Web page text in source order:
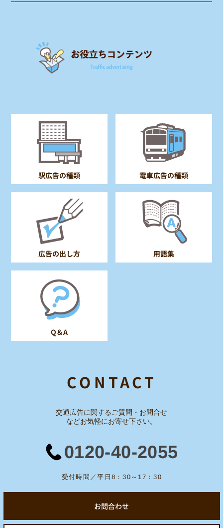
駅広告の種類 電車広告の種類
広告の出し方 用語集
Q＆A
CONTACT
交通広告に関するご質問・お問合せ
などお気軽にお寄せ下さい。
0120-40-2055
受付時間／平日8：30～17：30
お問合わせ